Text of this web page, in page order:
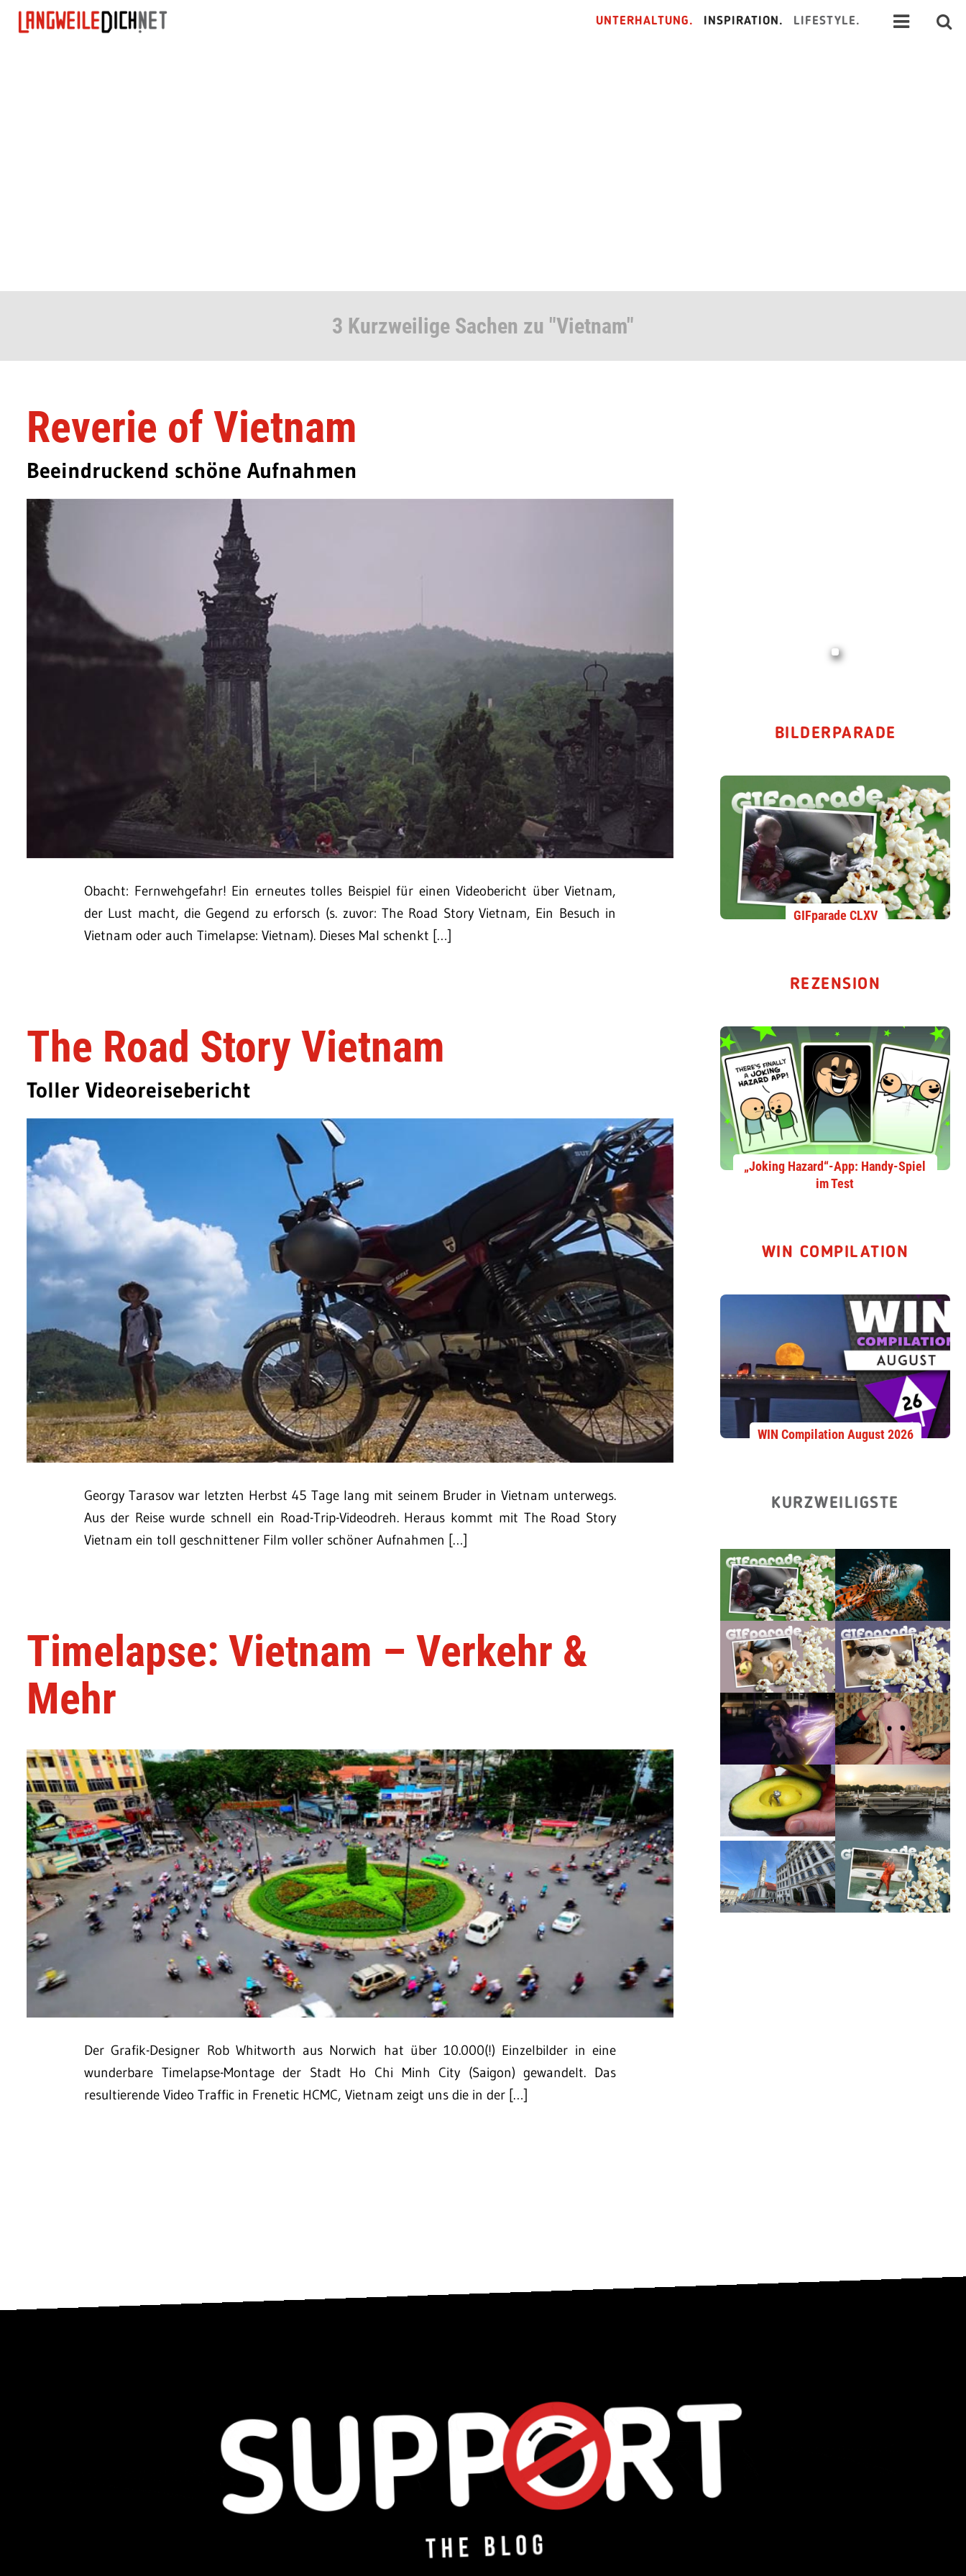
UNTERHALTUNG. INSPIRATION. LIFESTYLE.
3 Kurzweilige Sachen zu "Vietnam"
Reverie of Vietnam
Beeindruckend schöne Aufnahmen
Obacht: Fernwehgefahr! Ein erneutes tolles Beispiel für einen Videobericht über Vietnam,
der Lust macht, die Gegend zu erforsch (s. zuvor: The Road Story Vietnam, Ein Besuch in
Vietnam oder auch Timelapse: Vietnam). Dieses Mal schenkt […]
The Road Story Vietnam
Toller Videoreisebericht
Georgy Tarasov war letzten Herbst 45 Tage lang mit seinem Bruder in Vietnam unterwegs.
Aus der Reise wurde schnell ein Road-Trip-Videodreh. Heraus kommt mit The Road Story
Vietnam ein toll geschnittener Film voller schöner Aufnahmen […]
Timelapse: Vietnam – Verkehr &
Mehr
Der Grafik-Designer Rob Whitworth aus Norwich hat über 10.000(!) Einzelbilder in eine
wunderbare Timelapse-Montage der Stadt Ho Chi Minh City (Saigon) gewandelt. Das
resultierende Video Traffic in Frenetic HCMC, Vietnam zeigt uns die in der […]
BILDERPARADE
GIFparade CLXV
REZENSION
„Joking Hazard“-App: Handy-Spiel
im Test
WIN COMPILATION
WIN Compilation August 2026
KURZWEILIGSTE